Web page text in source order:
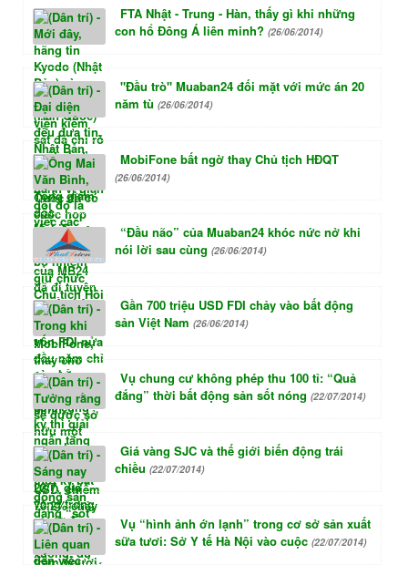
FTA Nhật - Trung - Hàn, thấy gì khi những
con hổ Đông Á liên minh? (26/06/2014)
"Đầu trò" Muaban24 đối mặt với mức án 20
năm tù (26/06/2014)
MobiFone bất ngờ thay Chủ tịch HĐQT
(26/06/2014)
“Đầu não” của Muaban24 khóc nức nở khi
nói lời sau cùng (26/06/2014)
Gần 700 triệu USD FDI chảy vào bất động
sản Việt Nam (26/06/2014)
Vụ chung cư không phép thu 100 tỉ: “Quả
đắng” thời bất động sản sốt nóng (22/07/2014)
Giá vàng SJC và thế giới biến động trái
chiều (22/07/2014)
Vụ “hình ảnh ớn lạnh” trong cơ sở sản xuất
sữa tươi: Sở Y tế Hà Nội vào cuộc (22/07/2014)